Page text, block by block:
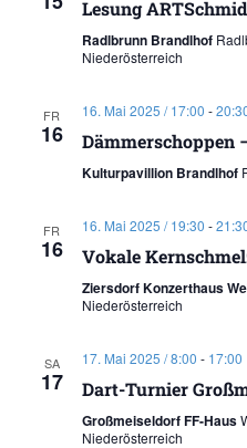
Lesung
Radlbrunn Brandlhof
Niederösterreich
FR
16
16. Mai 2025 / 17:00 -
Dämmerschoppen
Kulturpavillion Brandlhof
FR
16
16. Mai 2025 / 19:30 -
Vokale
Ziersdorf Konzerthaus
Niederösterreich
SA
17
17. Mai 2025 / 8:00 - 17:00
Dart-Turnier
Großmeiseldorf FF-Haus
Niederösterreich